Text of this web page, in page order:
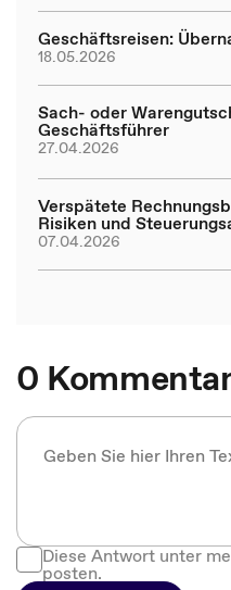
Geschäftsreisen:
18.05.2026
Sach- oder
Geschäftsführer
27.04.2026
Verspätete
Risiken und
07.04.2026
0
Diese Antwort unter
posten.